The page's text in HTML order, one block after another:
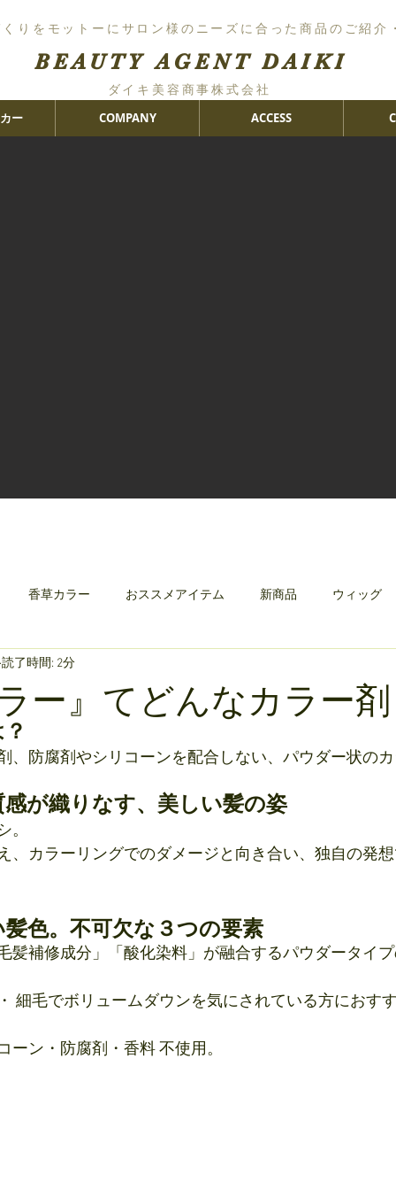
りをモットーにサロン様のニーズに合った商品のご紹介
BEAUTY AGENT DAIKI
ー COMPANY ACCESS
ダイキ美容商事株式会社
香草カラー おススメアイテム 新商品 ウィッグ
クリレージュ
ー』てどんなカラー
読了時間: 2分
、防腐剤やシリコーンを配合しない、パウダー状の
が織りなす、美しい髪の姿
。
、カラーリングでのダメージと向き合い、独自の発
色。不可欠な３つの要素
髪補修成分」「酸化染料」が融合するパウダータイ
細毛でボリュームダウンを気にされている方におす
ン・防腐剤・香料 不使用。